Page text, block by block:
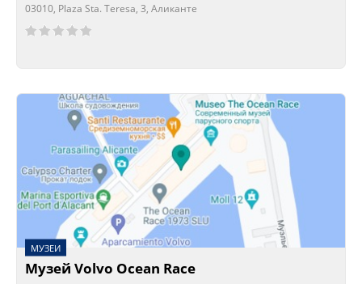
03010, Plaza Sta. Teresa, 3, Аликанте
Сейчас открыто!
Сейчас закрыто!
МУЗЕИ
Музей Volvo Ocean Race